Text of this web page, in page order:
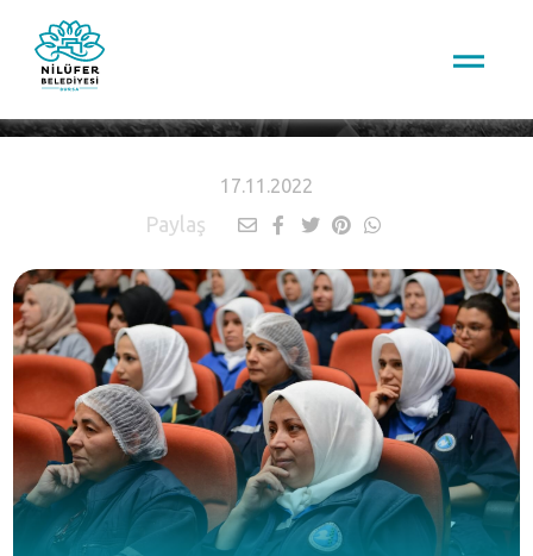
17.11.2022
Paylaş